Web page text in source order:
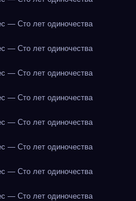
— Сто лет одиночества
— Сто лет одиночества
— Сто лет одиночества
— Сто лет одиночества
— Сто лет одиночества
— Сто лет одиночества
— Сто лет одиночества
— Сто лет одиночества